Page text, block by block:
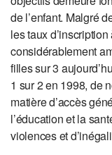
de l’enfant. Malgré
les taux
considérablement
filles sur 3
1 sur 2 en 1998, de
matière d’accès
l’éducation et la
violences et